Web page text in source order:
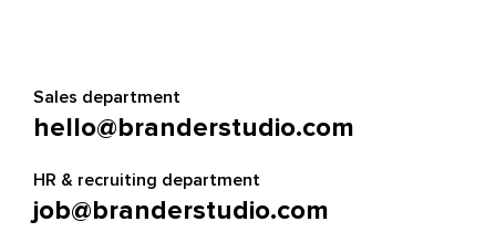
Sales department
hello@branderstudio.com
HR & recruiting department
job@branderstudio.com